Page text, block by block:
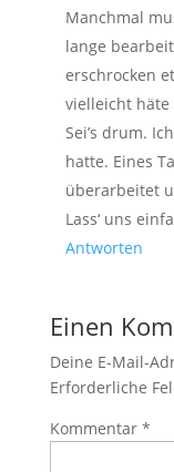
Manchmal
lange
erschrocken
vielleicht häte
Sei’s drum.
hatte. Eines
überarbeitet
Lass‘ uns
Antworten
Einen
Deine E-Mail-
Erforderliche
Kommentar *